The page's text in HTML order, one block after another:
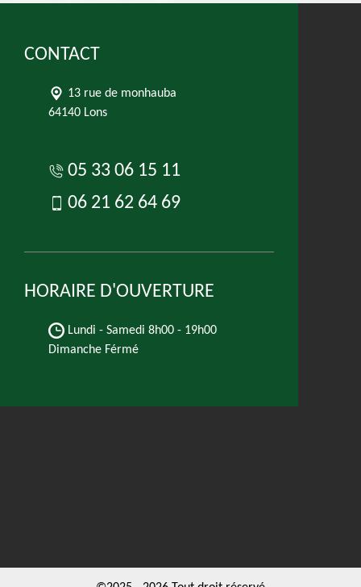
CONTACT
13 rue de monhauba
64140 Lons
05 33 06 15 11
06 21 62 64 69
HORAIRE D'OUVERTURE
Lundi - Samedi 8h00 - 19h00
Dimanche Férmé